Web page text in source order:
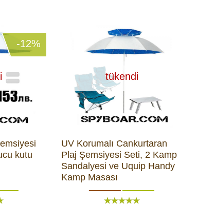
-12%
kutu
tükendi
UV Korumalı Cankurtaran
Plaj Şemsiyesi Seti, 2 Kamp
Sandalyesi ve Uquip Handy
Kamp Masası